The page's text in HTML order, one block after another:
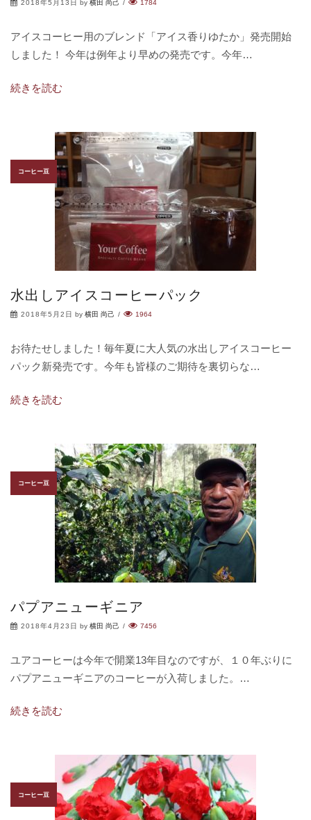
2018年5月13日 by 横田 尚己 / 1784
アイスコーヒー用のブレンド「アイス香りゆたか」発売開始
しました！ 今年は例年より早めの発売です。今年…
続きを読む
コーヒー豆
水出しアイスコーヒーパック
2018年5月2日 by 横田 尚己 / 1964
お待たせしました！毎年夏に大人気の水出しアイスコーヒー
パック新発売です。今年も皆様のご期待を裏切らな…
続きを読む
コーヒー豆
パプアニューギニア
2018年4月23日 by 横田 尚己 / 7456
ユアコーヒーは今年で開業13年目なのですが、１０年ぶりに
パプアニューギニアのコーヒーが入荷しました。…
続きを読む
コーヒー豆